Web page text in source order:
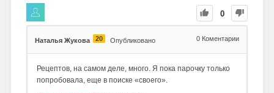
0
Наталья Жукова 20 Опубликовано 0 Коментарии
Рецептов, на самом деле, много. Я пока парочку только
попробовала, еще в поиске «своего».